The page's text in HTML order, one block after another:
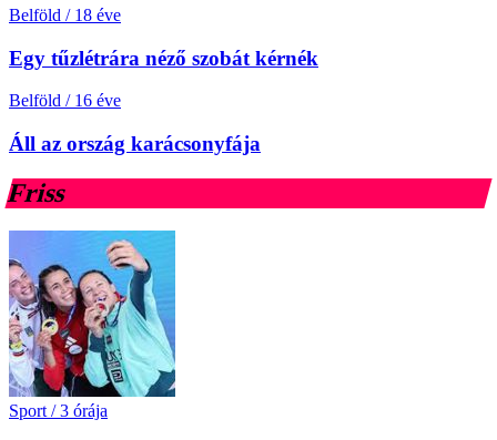
Belföld / 18 éve
Egy tűzlétrára néző szobát kérnék
Belföld / 16 éve
Áll az ország karácsonyfája
Friss
Sport / 3 órája